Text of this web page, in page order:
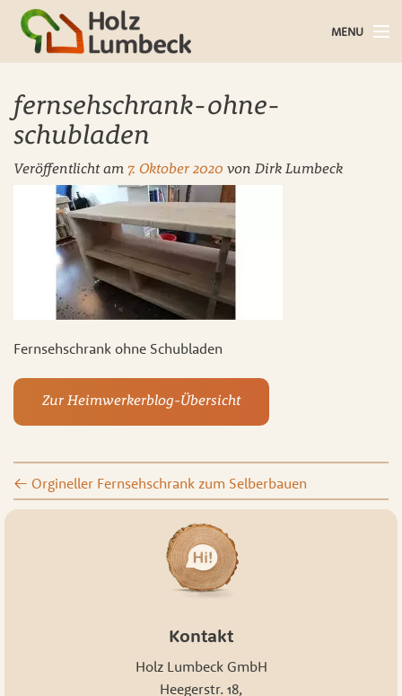
MENU
Holz im Garten
Bauholz
Baustoffe
Service
Über uns
Blog
Kontakt
fernsehschrank-ohne-
schubladen
Veröffentlicht am 7. Oktober 2020 von Dirk Lumbeck
Fernsehschrank ohne Schubladen
Zur Heimwerkerblog-Übersicht
← Orgineller Fernsehschrank zum Selberbauen
Kontakt
Holz Lumbeck GmbH
Heegerstr. 18,